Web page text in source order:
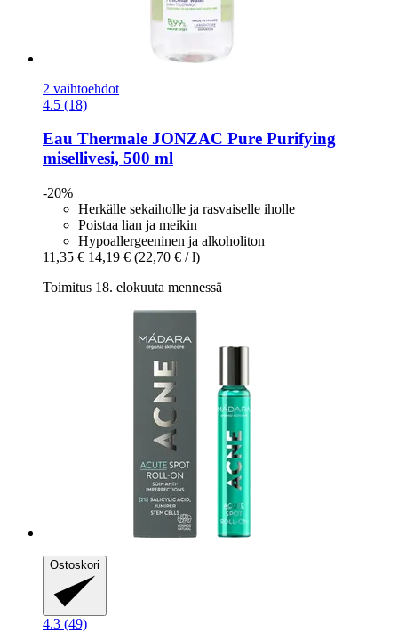
2 vaihtoehdot
4.5 (18)
Eau Thermale JONZAC Pure Purifying
misellivesi, 500 ml
-20%
Herkälle sekaiholle ja rasvaiselle iholle
Poistaa lian ja meikin
Hypoallergeeninen ja alkoholiton
11,35 € 14,19 € (22,70 € / l)
Toimitus 18. elokuuta mennessä
Ostoskori
4.3 (49)